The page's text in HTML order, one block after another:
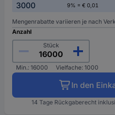
3000
9% = € 0,01
Mengenrabatte variieren je nach
Anzahl
Stück
Min.: 16000 Vielfache: 1000
In den
14 Tage Rückgaberecht